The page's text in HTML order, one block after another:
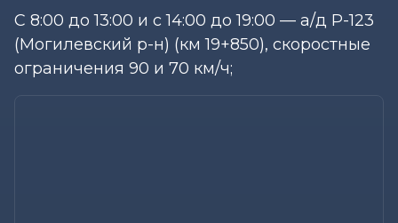
С 8:00 до 13:00 и с 14:00 до 19:00 — а/д Р-123
(Могилевский р-н) (км 19+850), скоростные
ограничения 90 и 70 км/ч;